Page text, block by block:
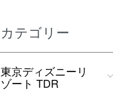
カテゴリー
東京ディズニーリ
ゾート TDR